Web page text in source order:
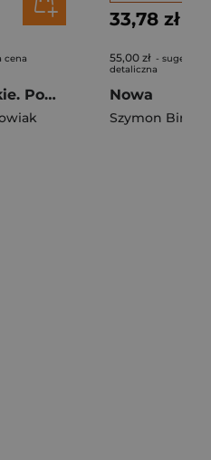
cena
Prozy wszystkie. Powieści
33,78 zł
55,00 zł -
detaliczna
Nowa
Szymon Bira